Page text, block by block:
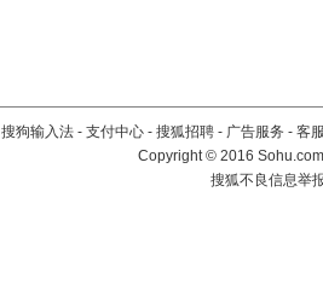
搜狗输入法 - 支付中心 - 搜狐招聘 - 广告服务 - 客
Copyright©2016
搜狐不良信息举